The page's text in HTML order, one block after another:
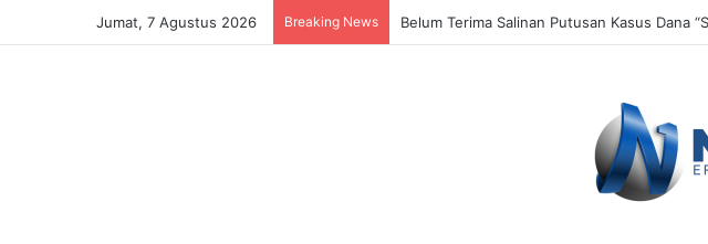
Jumat, 7 Agustus 2026 Breaking News Pencari Belut Asal Lingsar Lombok Barat